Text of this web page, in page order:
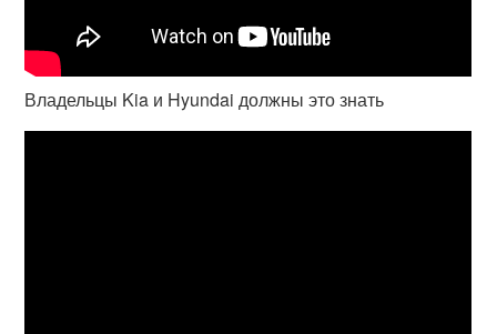
Владельцы Kia и Hyundai должны это знать